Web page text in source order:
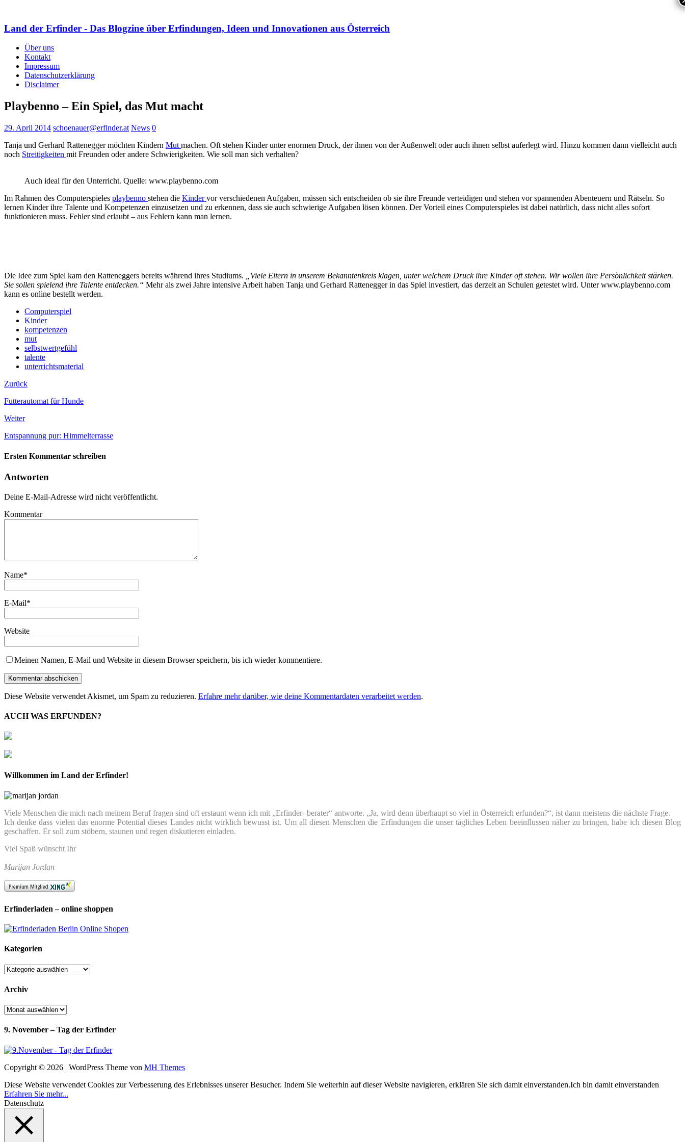
Land der Erfinder - Das Blogzine über Erfindungen, Ideen und Innovationen aus Österreich
Über uns
Kontakt
Impressum
Datenschutzerklärung
Disclaimer
Playbenno – Ein Spiel, das Mut macht
29. April 2014 schoenauer@erfinder.at News 0
Tanja und Gerhard Rattenegger möchten Kindern Mut machen. Oft stehen Kinder unter enormen Druck, der ihnen von der Außenwelt oder auch ihnen selbst auferlegt wird. Hinzu kommen dann vielleicht auch
noch Streitigkeiten mit Freunden oder andere Schwierigkeiten. Wie soll man sich verhalten?
Auch ideal für den Unterricht. Quelle: www.playbenno.com
Im Rahmen des Computerspieles playbenno stehen die Kindervor verschiedenen Aufgaben, müssen sich entscheiden ob sie ihre Freunde verteidigen und stehen vor spannenden Abenteuern und Rätseln. So
lernen Kinder ihre Talente und Kompetenzen einzusetzen und zu erkennen, dass sie auch schwierige Aufgaben lösen können. Der Vorteil eines Computerspieles ist dabei natürlich, dass nicht alles sofort
funktionieren muss. Fehler sind erlaubt – aus Fehlern kann man lernen.
Die Idee zum Spiel kam den Ratteneggers bereits während ihres Studiums.
„Viele Eltern in unserem Bekanntenkreis klagen, unter welchem Druck ihre Kinder oft stehen. Wir wollen ihre Persönlichkeit stärken.
Sie sollen spielend ihre Talente entdecken.“ Mehr als zwei Jahre intensive Arbeit haben Tanja und Gerhard Rattenegger in das Spiel investiert, das derzeit an Schulen getestet wird. Unter www.playbenno.com
kann es online bestellt werden.
Computerspiel
Kinder
kompetenzen
mut
selbstwertgefühl
talente
unterrichtsmaterial
Zurück
Futterautomat für Hunde
Weiter
Entspannung pur: Himmelterrasse
Ersten Kommentar schreiben
Antworten
Deine E-Mail-Adresse wird nicht veröffentlicht.
Kommentar
Name*
E-Mail*
Website
Meinen Namen, E-Mail und Website in diesem Browser speichern, bis ich wieder kommentiere.
Diese Website verwendet Akismet, um Spam zu reduzieren. Erfahre mehr darüber, wie deine Kommentardaten verarbeitet werden.
AUCH WAS ERFUNDEN?
Willkommen im Land der Erfinder!
Viele Menschen die mich nach meinem Beruf fragen sind oft erstaunt wenn ich mit „Erfinder- berater“ antworte. „Ja, wird denn überhaupt so viel in Österreich erfunden?“, ist dann meistens die nächste Frage.
Ich denke dass vielen das enorme Potential dieses Landes nicht wirklich bewusst ist. Um all diesen Menschen die Erfindungen die unser tägliches Leben beeinflussen näher zu bringen, habe ich diesen Blog
geschaffen. Er soll zum stöbern, staunen und regen diskutieren einladen.
Viel Spaß wünscht Ihr
Marijan Jordan
Erfinderladen – online shoppen
Kategorien
Kategorien
Archiv
Archiv
9. November – Tag der Erfinder
Copyright © 2026 | WordPress Theme von MH Themes
Diese Website verwendet Cookies zur Verbesserung des Erlebnisses unserer Besucher. Indem Sie weiterhin auf dieser Website navigieren, erklären Sie sich damit einverstanden.Ich bin damit einverstanden
Erfahren Sie mehr...
Datenschutz